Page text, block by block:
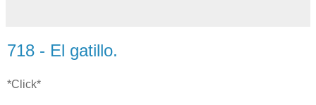
718 - El gatillo.
*Click*